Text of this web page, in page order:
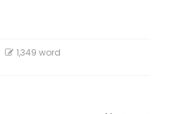
1,349 word